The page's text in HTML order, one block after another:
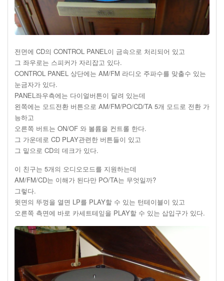
전면에 CD의 CONTROL PANEL이 금속으로 처리되어 있고
그 좌우로는 스피커가 자리잡고 있다.
CONTROL PANEL 상단에는 AM/FM 라디오 주파수를 맞출수 있는
눈금자가 있다.
PANEL좌우측에는 다이얼버튼이 달려 있는데
왼쪽에는 모드전환 버튼으로 AM/FM/PO/CD/TA 5개 모드로 전환 가
능하고
오른쪽 버트는 ON/OF 와 볼륨을 컨트롤 한다.
그 가운데로 CD PLAY관련한 버튼들이 있고
그 밑으로 CD의 데크가 있다.
이 친구는 5개의 오디오모드를 지원하는데
AM/FM/CD는 이해가 된다만 PO/TA는 무엇일까?
그렇다.
윗면의 뚜껑을 열면 LP를 PLAY할 수 있는 턴테이블이 있고
오른쪽 측면에 바로 카세트테잎을 PLAY할 수 있는 삽입구가 있다.